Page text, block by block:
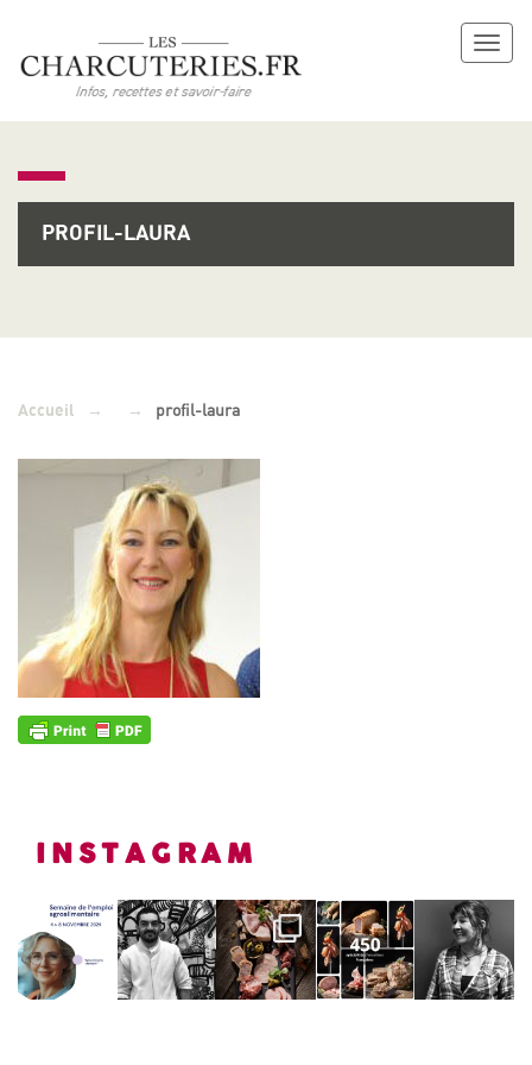
PROFIL-LAURA
Accueil → → profil-laura
INSTAGRAM